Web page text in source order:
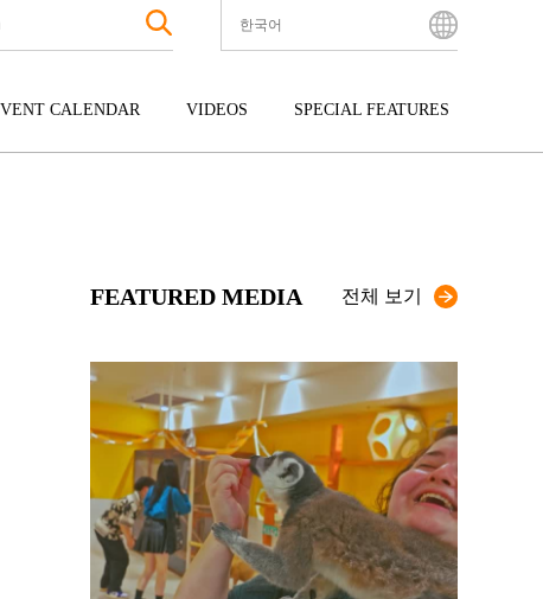
한국어
Tiếng Việt
CALENDAR VIDEOS SPECIAL FEATURES
FEATURED MEDIA 전체 보기